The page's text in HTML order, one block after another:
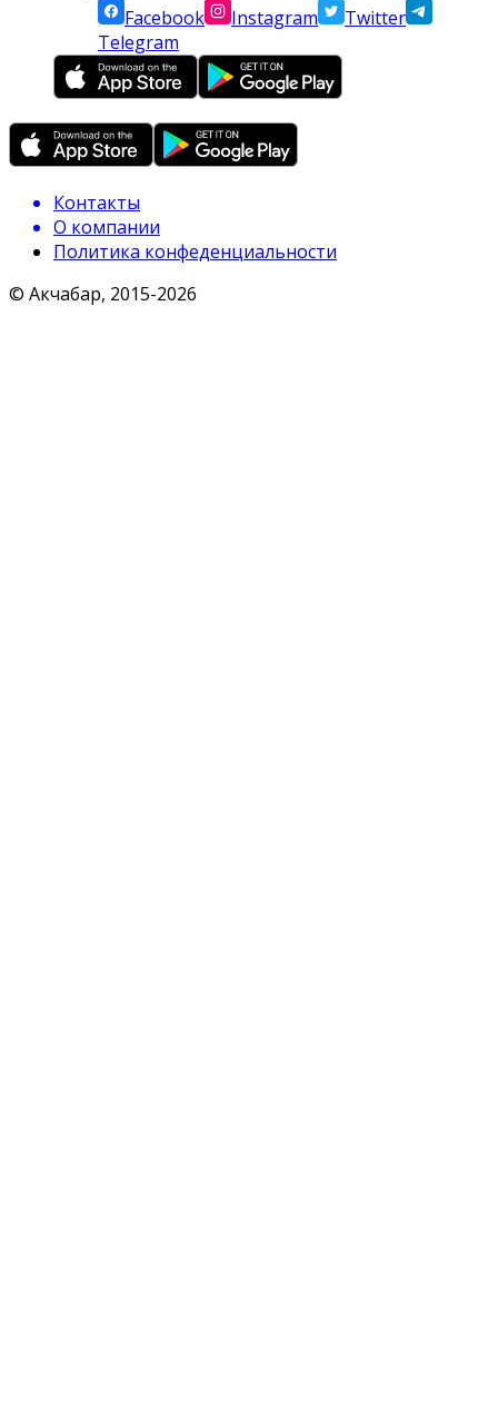
Facebook
Instagram
Twitter
Telegram
Контакты
О компании
Политика конфеденциальности
© Акчабар, 2015-2026